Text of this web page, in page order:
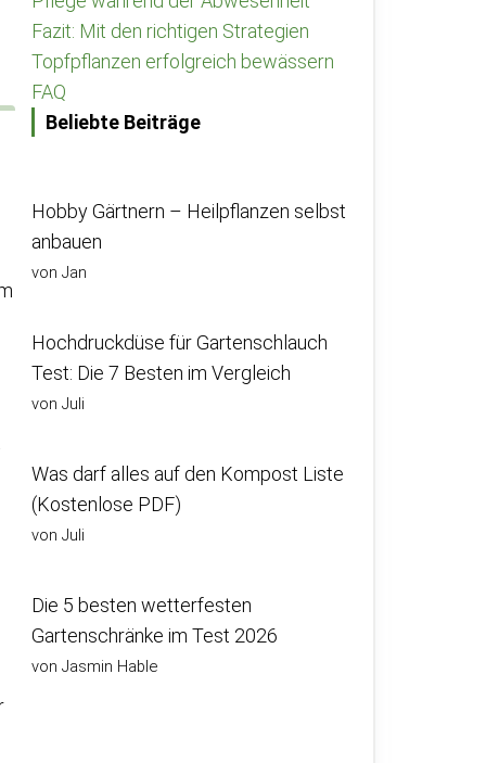
Fazit: Mit den richtigen Strategien
Topfpflanzen erfolgreich bewässern
FAQ
Beliebte Beiträge
Hobby Gärtnern – Heilpflanzen selbst
anbauen
von Jan
Hochdruckdüse für Gartenschlauch
Test: Die 7 Besten im Vergleich
von Juli
Was darf alles auf den Kompost Liste
(Kostenlose PDF)
von Juli
Die 5 besten wetterfesten
Gartenschränke im Test 2026
von Jasmin Hable